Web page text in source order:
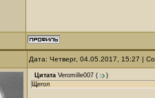
Дата: Четверг, 04.05.2017, 15:27 |
Цитата Veromille007 (
)
Щегол